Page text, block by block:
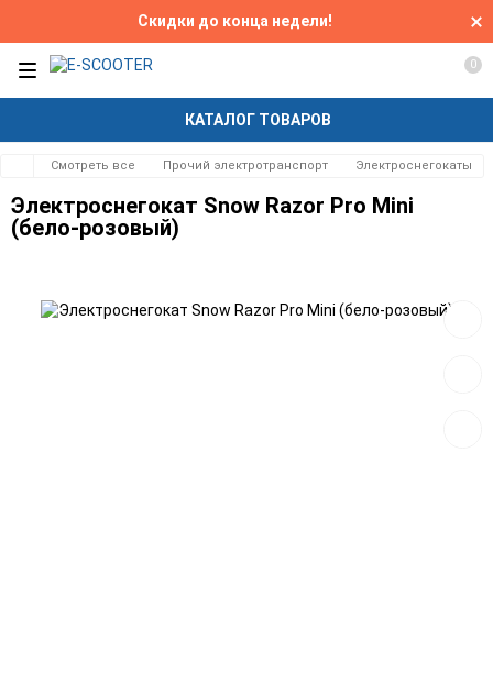
Скидки до конца недели!
КАТАЛОГ ТОВАРОВ
0
Смотреть все Прочий электротранспорт Электроснегокаты
Электроснегокат Snow Razor Pro Mini
(бело-розовый)